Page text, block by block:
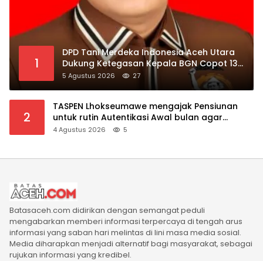
1
DPD Tani Merdeka Indonesia Aceh Utara
Dukung Ketegasan Kepala BGN Copot 137
Kepala SPPG
5 Agustus 2026 27
2
TASPEN Lhokseumawe mengajak Pensiunan
untuk rutin Autentikasi Awal bulan agar
Manfaat Pensiun tetap Lancar
4 Agustus 2026 5
Batasaceh.com didirikan dengan semangat peduli
mengabarkan memberi informasi terpercaya di tengah arus
informasi yang saban hari melintas di lini masa media sosial.
Media diharapkan menjadi alternatif bagi masyarakat, sebagai
rujukan informasi yang kredibel.